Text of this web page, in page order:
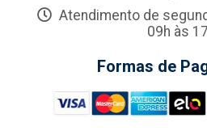
Atendimento de
09h às
Formas de